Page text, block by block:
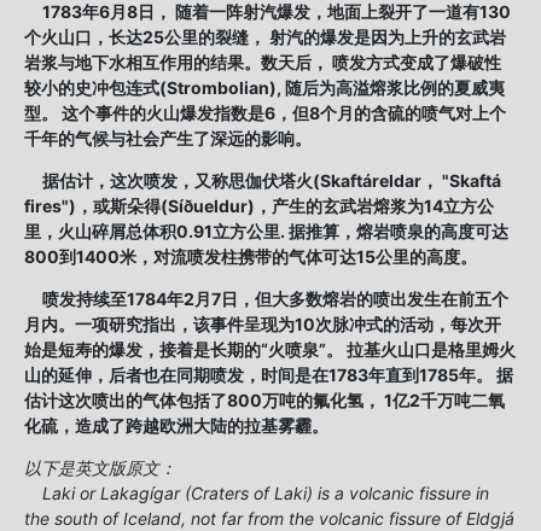
1783年6月8日， 随着一阵射汽爆发，地面上裂开了一道有130
个火山口，长达25公里的裂缝， 射汽的爆发是因为上升的玄武岩
岩浆与地下水相互作用的结果。数天后， 喷发方式变成了爆破性
较小的史冲包连式(Strombolian), 随后为高溢熔浆比例的夏威夷
型。 这个事件的火山爆发指数是6，但8个月的含硫的喷气对上个
千年的气候与社会产生了深远的影响。
据估计，这次喷发，又称思伽伏塔火(Skaftáreldar， "Skaftá
fires")，或斯朵得(Síðueldur)，产生的玄武岩熔浆为14立方公
里，火山碎屑总体积0.91立方公里. 据推算，熔岩喷泉的高度可达
800到1400米，对流喷发柱携带的气体可达15公里的高度。
喷发持续至1784年2月7日，但大多数熔岩的喷出发生在前五个
月内。一项研究指出，该事件呈现为10次脉冲式的活动，每次开
始是短寿的爆发，接着是长期的“火喷泉”。 拉基火山口是格里姆火
山的延伸，后者也在同期喷发，时间是在1783年直到1785年。 据
估计这次喷出的气体包括了800万吨的氟化氢， 1亿2千万吨二氧
化硫，造成了跨越欧洲大陆的拉基雾霾。
以下是英文版原文：
Laki or Lakagígar (Craters of Laki) is a volcanic fissure in
the south of Iceland, not far from the volcanic fissure of Eldgjá